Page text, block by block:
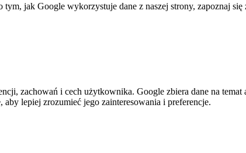
jak Google wykorzystuje dane z naszej strony, zapoznaj się
zachowań i cech użytkownika. Google zbiera dane na temat
lepiej zrozumieć jego zainteresowania i preferencje.